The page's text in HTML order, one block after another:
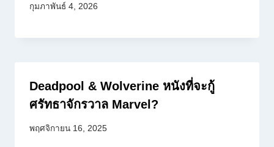
กุมภาพันธ์ 4, 2026
Deadpool & Wolverine หนังที่จะกู้
ศรัทธาจักรวาล Marvel?
พฤศจิกายน 16, 2025